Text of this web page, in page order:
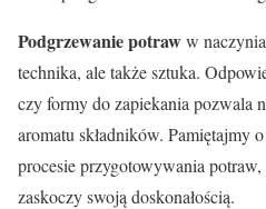
Podgrzewanie potraww
technika, ale także sztuka.
czy formy do zapiekania pozwala
aromatu składników. Pamiętajmy
procesie przygotowywania
zaskoczy swoją doskonałością.